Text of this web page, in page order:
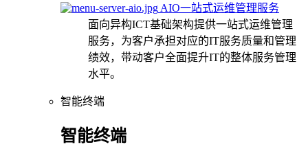
AIO一站式运维管理服务
面向异构ICT基础架构提供一站式运维管理
服务，为客户承担对应的IT服务质量和管理
绩效，带动客户全面提升IT的整体服务管理
水平。
智能终端
智能终端